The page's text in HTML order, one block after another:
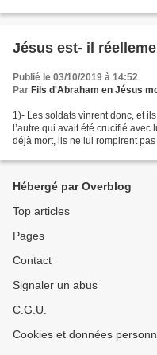
Jésus est- il
Publié le 03/10/2019 à 14:52
Par Fils d'Abraham en Jésus
1)- Les soldats vinrent donc, et
l’autre qui avait été crucifié avec
déjà mort, ils ne lui rompirent
Hébergé par Overblog
Top articles
Pages
Contact
Signaler un abus
C.G.U.
Cookies et données